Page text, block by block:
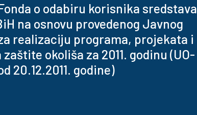
o odabiru korisnika sredstava
na osnovu provedenog Javnog
realizaciju programa, projekata i
okoliša za 2011. godinu (UO-
20.12.2011. godine)